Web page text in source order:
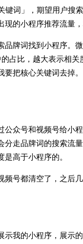
键词」，期望用户搜
的小程序推荐流量
品牌词找到小程序。
占比，越大表示相
把核心关键词去掉
公众号和视频号给小
走品牌词的搜索流
高于小程序的。
频号都清空了，之后
我的小程序，展示